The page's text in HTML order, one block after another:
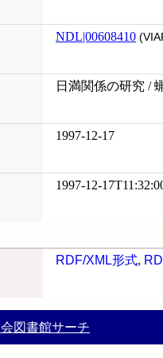
NDL|00608410
日満関係の研究 /
1997-12-17
1997-12-
RDF/XML形式,
図書館サーチ